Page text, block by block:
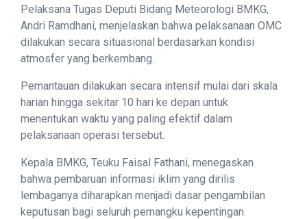
Pelaksana Tugas Deputi Bidang Meteorologi BMKG,
Andri Ramdhani, menjelaskan bahwa pelaksanaan OMC
dilakukan secara situasional berdasarkan kondisi
atmosfer yang berkembang.
Pemantauan dilakukan secara intensif mulai dari skala
harian hingga sekitar 10 hari ke depan untuk
menentukan waktu yang paling efektif dalam
pelaksanaan operasi tersebut.
Kepala BMKG, Teuku Faisal Fathani, menegaskan
bahwa pembaruan informasi iklim yang dirilis
lembaganya diharapkan menjadi dasar pengambilan
keputusan bagi seluruh pemangku kepentingan.